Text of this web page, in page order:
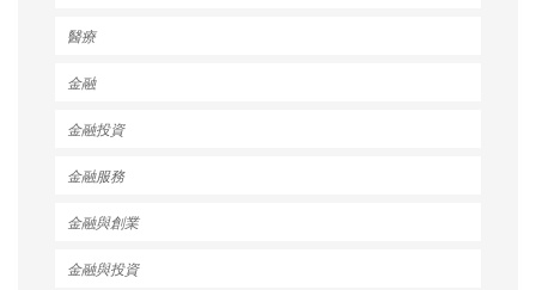
醫療
金融
金融投資
金融服務
金融與創業
金融與投資